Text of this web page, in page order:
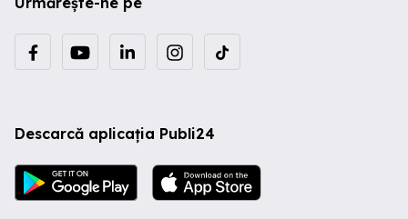
Descarcă aplicația Publi24